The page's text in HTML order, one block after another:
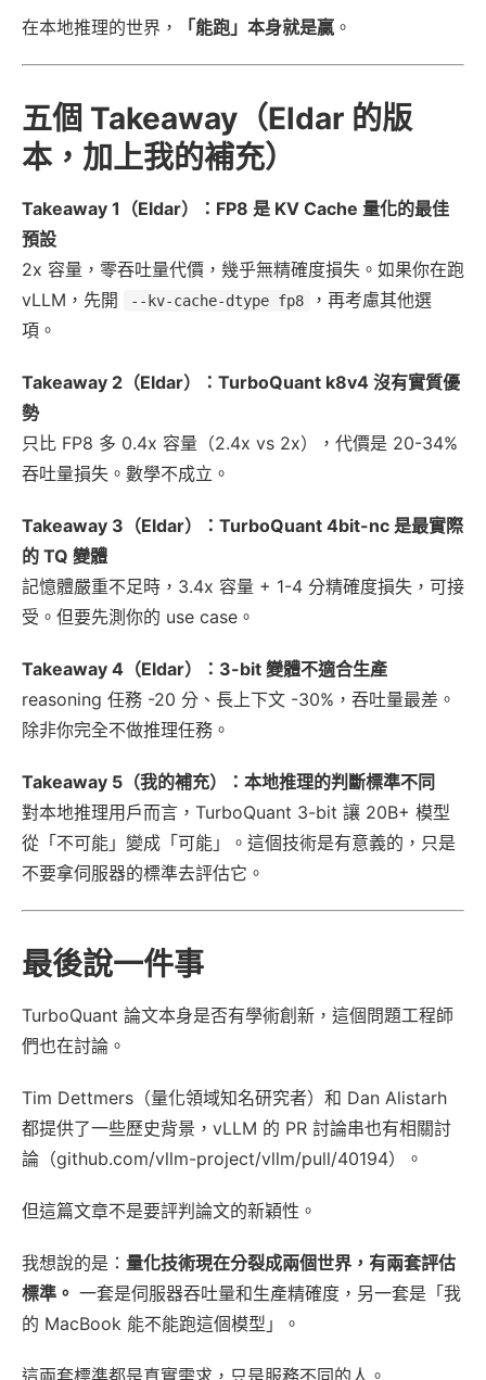
在本地推理的世界， 「能跑」本身就是贏 。
五個 Takeaway（Eldar 的版
本，加上我的補充）
Takeaway 1（Eldar）：FP8 是 KV Cache 量化的最佳
預設
2x 容量，零吞吐量代價，幾乎無精確度損失。如果你在跑
vLLM，先開
--kv-cache-dtype fp8
，再考慮其他選
項。
Takeaway 2（Eldar）：TurboQuant k8v4 沒有實質優
勢
只比 FP8 多 0.4x 容量（2.4x vs 2x），代價是 20-34%
吞吐量損失。數學不成立。
Takeaway 3（Eldar）：TurboQuant 4bit-nc 是最實際
的 TQ 變體
記憶體嚴重不足時，3.4x 容量 + 1-4 分精確度損失，可接
受。但要先測你的 use case。
Takeaway 4（Eldar）：3-bit 變體不適合生產
reasoning 任務 -20 分、長上下文 -30%，吞吐量最差。
除非你完全不做推理任務。
Takeaway 5（我的補充）：本地推理的判斷標準不同
對本地推理用戶而言，TurboQuant 3-bit 讓 20B+ 模型
從「不可能」變成「可能」。這個技術是有意義的，只是
不要拿伺服器的標準去評估它。
最後說一件事
TurboQuant 論文本身是否有學術創新，這個問題工程師
們也在討論。
Tim Dettmers（量化領域知名研究者）和 Dan Alistarh
都提供了一些歷史背景，vLLM 的 PR 討論串也有相關討
論（github.com/vllm-project/vllm/pull/40194）。
但這篇文章不是要評判論文的新穎性。
我想說的是： 量化技術現在分裂成兩個世界，有兩套評估
標準。 一套是伺服器吞吐量和生產精確度，另一套是「我
的 MacBook 能不能跑這個模型」。
這兩套標準都是真實需求，只是服務不同的人。